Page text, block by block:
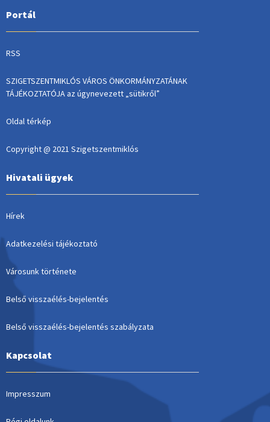
Portál
RSS
SZIGETSZENTMIKLÓS VÁROS ÖNKORMÁNYZATÁNAK
TÁJÉKOZTATÓJA az úgynevezett „sütikről”
Oldal térkép
Copyright @ 2021 Szigetszentmiklós
Hivatali ügyek
Hírek
Adatkezelési tájékoztató
Városunk története
Belső visszaélés-bejelentés
Belső visszaélés-bejelentés szabályzata
Kapcsolat
Impresszum